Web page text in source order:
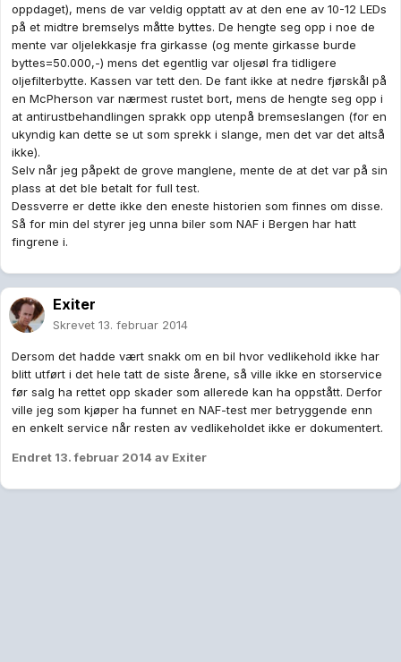
oppdaget), mens de var veldig opptatt av at den ene av 10-12 LEDs
på et midtre bremselys måtte byttes. De hengte seg opp i noe de
mente var oljelekkasje fra girkasse (og mente girkasse burde
byttes=50.000,-) mens det egentlig var oljesøl fra tidligere
oljefilterbytte. Kassen var tett den. De fant ikke at nedre fjørskål på
en McPherson var nærmest rustet bort, mens de hengte seg opp i
at antirustbehandlingen sprakk opp utenpå bremseslangen (for en
ukyndig kan dette se ut som sprekk i slange, men det var det altså
ikke).
Selv når jeg påpekt de grove manglene, mente de at det var på sin
plass at det ble betalt for full test.
Dessverre er dette ikke den eneste historien som finnes om disse.
Så for min del styrer jeg unna biler som NAF i Bergen har hatt
fingrene i.
Exiter
Skrevet 13. februar 2014
Dersom det hadde vært snakk om en bil hvor vedlikehold ikke har
blitt utført i det hele tatt de siste årene, så ville ikke en storservice
før salg ha rettet opp skader som allerede kan ha oppstått. Derfor
ville jeg som kjøper ha funnet en NAF-test mer betryggende enn
en enkelt service når resten av vedlikeholdet ikke er dokumentert.
Endret 13. februar 2014 av Exiter